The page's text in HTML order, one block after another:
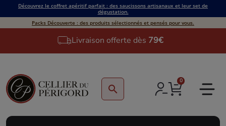
Découvrez le coffret apéritif parfait : des saucissons artisanaux et leur set de
dégustation.
Packs Découverte : des produits sélectionnés et pensés pour vous.
Livraison offerte dès 79€
search
0